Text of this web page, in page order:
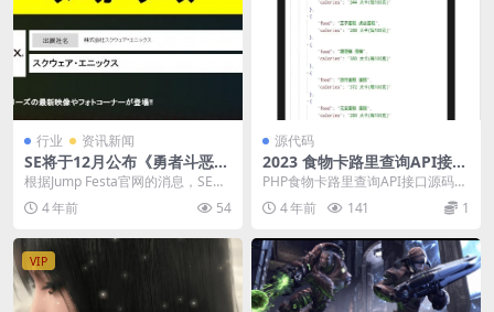
行业 资讯新闻
SE将于12月公布《勇者斗恶
龙》新情报 或带来正统新作
根据Jump Festa官网的消息，SE将
会参加12月17-18日举办的2022...
4 年前 54
源代码
2023 食物卡路里查询API接口
源码
PHP食物卡路里查询API接口源码，
数据来源对接的外部接口，以后可
能会失效。 参...
4 年前 141 1
VIP